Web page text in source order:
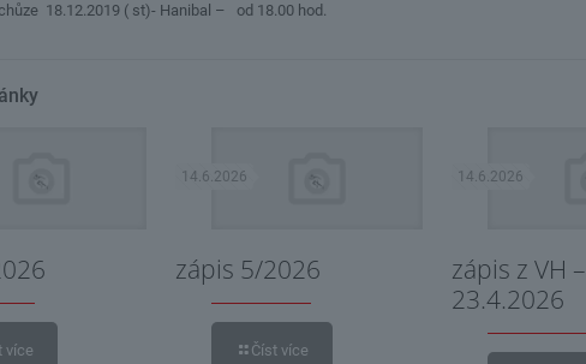
18.12.2019 ( st)- Hanibal – od 18.00 hod.
více
14.6.2026
zápis 5/2026
Číst více
14.6.2026
zápis z VH –
23.4.2026